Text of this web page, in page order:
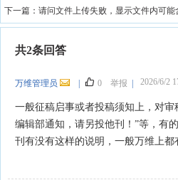
下一篇： 请问文件上传失败，显示文件内可
共2条回答
万维管理员 0 举报 2026/6/2
一般征稿启事或者投稿须知上，对
编辑部通知，请另投他刊！”等，有
刊有没有这样的说明，一般万维上